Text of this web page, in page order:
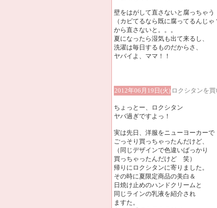
壁をはがして直さないと腐っちゃう
（カビてるなら既に腐ってるんじゃ
から直さないと。。。
夏になったら湿気も出て来るし、
洗濯は毎日するものだからさ、
ヤバイよ、ママ！！
2012年06月19日(火) ロクシタンを
ちょっとー、ロクシタン
ヤバ過ぎですよっ！
実は先日、洋服をニューヨーカーで
ごっそり買っちゃったんだけど、
（同じデザインで色違いばっかり
買っちゃったんだけど 笑）
帰りにロクシタンに寄りました。
その時に夏限定商品の美白＆
日焼け止めのハンドクリームと
同じラインの乳液を紹介され
ますた。